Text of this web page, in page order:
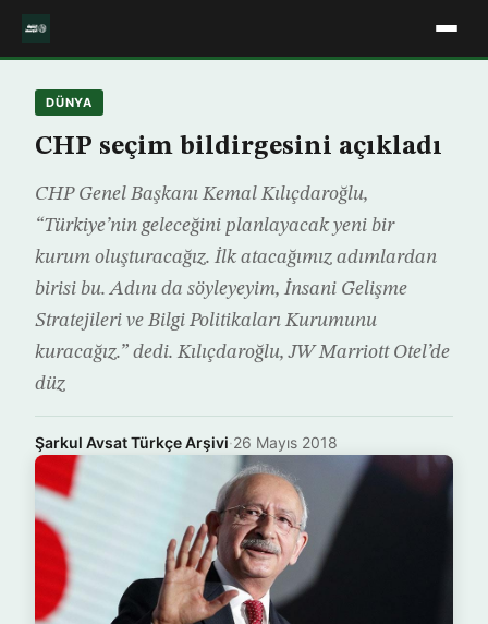
DÜNYA
CHP seçim bildirgesini açıkladı
CHP Genel Başkanı Kemal Kılıçdaroğlu,
“Türkiye’nin geleceğini planlayacak yeni bir
kurum oluşturacağız. İlk atacağımız adımlardan
birisi bu. Adını da söyleyeyim, İnsani Gelişme
Stratejileri ve Bilgi Politikaları Kurumunu
kuracağız.” dedi. Kılıçdaroğlu, JW Marriott Otel’de
düz
Şarkul Avsat Türkçe Arşivi·26 Mayıs 2018